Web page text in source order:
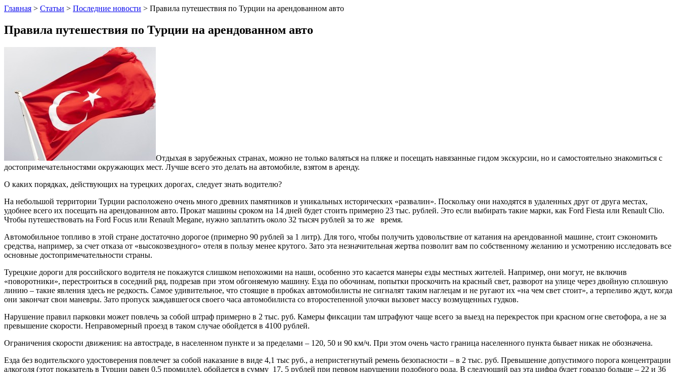
Главная > Статьи > Последние новости > Правила путешествия по Турции на арендованном авто
Правила путешествия по Турции на арендованном авто
Отдыхая в зарубежных странах, можно не только валяться на пляже и посещать навязанные гидом экскурсии, но и самостоятельно знакомиться с
достопримечательностями окружающих мест. Лучше всего это делать на автомобиле, взятом в аренду.
О каких порядках, действующих на турецких дорогах, следует знать водителю?
На небольшой территории Турции расположено очень много древних памятников и уникальных исторических «развалин». Поскольку они находятся в удаленных друг от друга местах,
удобнее всего их посещать на арендованном авто. Прокат машины сроком на 14 дней будет стоить примерно 23 тыс. рублей. Это если выбирать такие марки, как Ford Fiesta или Renault Clio.
Чтобы путешествовать на Ford Focus или Renault Megane, нужно заплатить около 32 тысяч рублей за то же время.
Автомобильное топливо в этой стране достаточно дорогое (примерно 90 рублей за 1 литр). Для того, чтобы получить удовольствие от катания на арендованной машине, стоит сэкономить
средства, например, за счет отказа от «высокозвездного» отеля в пользу менее крутого. Зато эта незначительная жертва позволит вам по собственному желанию и усмотрению исследовать все
основные достопримечательности страны.
Турецкие дороги для российского водителя не покажутся слишком непохожими на наши, особенно это касается манеры езды местных жителей. Например, они могут, не включив
«поворотники», перестроиться в соседний ряд, подрезав при этом обгоняемую машину. Езда по обочинам, попытки проскочить на красный свет, разворот на улице через двойную сплошную
линию – такие явления здесь не редкость. Самое удивительное, что стоящие в пробках автомобилисты не сигналят таким наглецам и не ругают их «на чем свет стоит», а терпеливо ждут, когда
они закончат свои маневры. Зато пропуск заждавшегося своего часа автомобилиста со второстепенной улочки вызовет массу возмущенных гудков.
Нарушение правил парковки может повлечь за собой штраф примерно в 2 тыс. руб. Камеры фиксации там штрафуют чаще всего за выезд на перекресток при красном огне светофора, а не за
превышение скорости. Неправомерный проезд в таком случае обойдется в 4100 рублей.
Ограничения скорости движения: на автостраде, в населенном пункте и за пределами – 120, 50 и 90 км/ч. При этом очень часто граница населенного пункта бывает никак не обозначена.
Езда без водительского удостоверения повлечет за собой наказание в виде 4,1 тыс руб., а непристегнутый ремень безопасности – в 2 тыс. руб. Превышение допустимого порога концентрации
алкоголя (этот показатель в Турции равен 0,5 промилле), обойдется в сумму 17, 5 рублей при первом нарушении подобного рода. В следующий раз эта цифра будет гораздо больше – 22 и 36